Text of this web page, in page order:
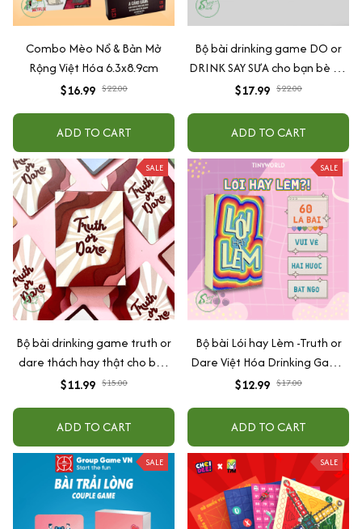
Combo Mèo Nổ & Bản Mở
Rộng Việt Hóa 6.3x8.9cm
$16.99 $22.00
ADD TO CART
Bộ bài drinking game DO or
DRINK SAY SƯA cho bạn bè hội
nhóm 156 lá.
$17.99 $22.00
ADD TO CART
SALE
Bộ bài drinking game truth or
dare thách hay thật cho bạn
bè hottrend đi nhậu khuấy
$11.99 $15.00
ADD TO CART
SALE
Bộ bài Lói hay Lèm -Truth or
Dare Việt Hóa Drinking Game
Mang đến sự thú vị, tạo cơ hội
$12.99 $17.00
ADD TO CART
SALE SALE